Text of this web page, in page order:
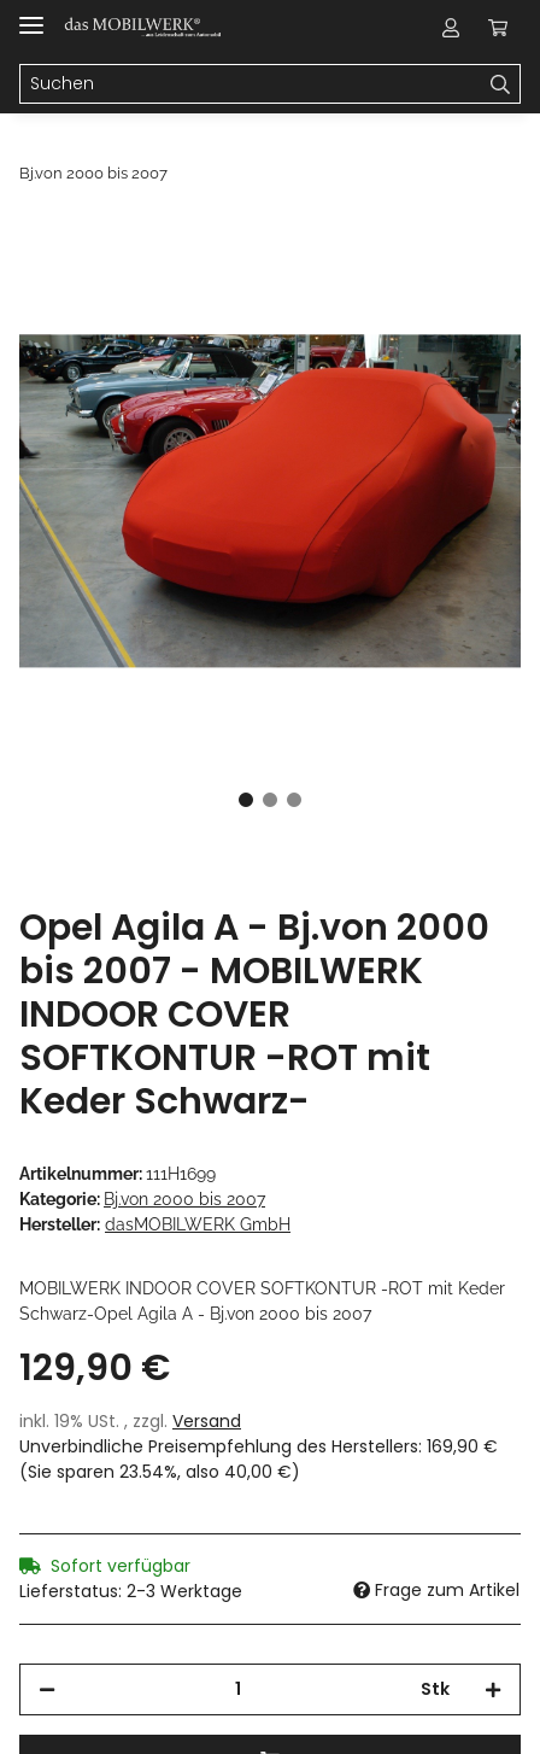
Bj.von 2000 bis 2007
Opel Agila A - Bj.von 2000
bis 2007 - MOBILWERK
INDOOR COVER
SOFTKONTUR -ROT mit
Keder Schwarz-
Artikelnummer:111H1699
Kategorie: Bj.von 2000 bis 2007
Hersteller: dasMOBILWERK GmbH
MOBILWERK INDOOR COVER SOFTKONTUR -ROT mit Keder
Schwarz-Opel Agila A - Bj.von 2000 bis 2007
129,90 €
inkl. 19% USt. , zzgl. Versand
Unverbindliche Preisempfehlung des Herstellers: 169,90 €
(Sie sparen 23.54%, also 40,00 €)
Sofort verfügbar
Lieferstatus: 2-3 Werktage
Frage zum Artikel
Stk